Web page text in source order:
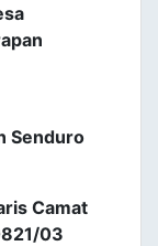
Senduro
Camat
03